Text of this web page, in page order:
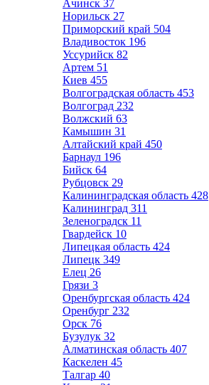
Ачинск 37
Норильск 27
Приморский край 504
Владивосток 196
Уссурийск 82
Артем 51
Киев 455
Волгоградская область 453
Волгоград 232
Волжский 63
Камышин 31
Алтайский край 450
Барнаул 196
Бийск 64
Рубцовск 29
Калининградская область 428
Калининград 311
Зеленоградск 11
Гвардейск 10
Липецкая область 424
Липецк 349
Елец 26
Грязи 3
Оренбургская область 424
Оренбург 232
Орск 76
Бузулук 32
Алматинская область 407
Каскелен 45
Талгар 40